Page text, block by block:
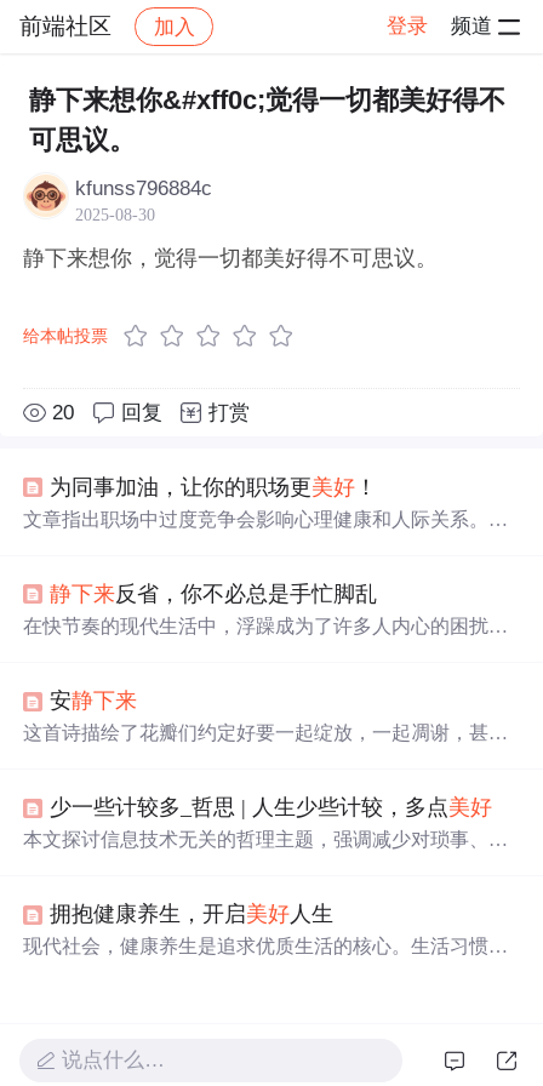
前端社区 加入 登录 频道
社区 前端社区 感慨 帖子详情
静下来想你&#xff0c;觉得一切都美好得不
可思议。
kfunss796884c
2025-08-30
静下来想你，觉得一切都美好得不可思议。
给本帖投票
20 回复 打赏
为同事加油，让你的职场更美好 ！
文章指出职场中过度竞争会影响心理健康和人际关系。竞
自己的成功，支持和为团队喝彩，还给出欣赏同事成功的
具体步骤，让职场更美好。
静下来反省，你不必总是手忙脚乱
在快节奏的现代生活中，浮躁成为了许多人内心的困扰。
我控制、坚守信念和拒绝浮躁，培养乐观心态，学会调整
情绪，正确对待压力，以达到心灵的平和。
安静下来
这首诗描绘了花瓣们约定好要一起绽放，一起凋谢，甚至
珍惜。
少一些计较多_哲思 | 人生少些计较，多点美好
本文探讨信息技术无关的哲理主题，强调减少对琐事、得
手避免小事引发连锁负面后果；接纳不完美，将精力转向
发现生活 美好。文中援引丰子恺语录及马拉松冠军故事佐
拥抱健康养生，开启美好人生
现代社会，健康养生是追求优质生活的核心。生活习惯是
说点什么…